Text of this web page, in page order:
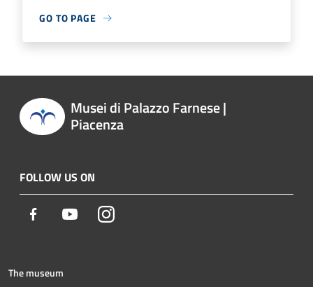
GO TO PAGE
Musei di Palazzo Farnese |
Piacenza
FOLLOW US ON
Facebook YoutubeInstagram
The museum